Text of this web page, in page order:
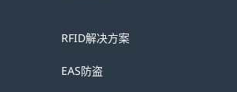
RFID解决方案
EAS防盗